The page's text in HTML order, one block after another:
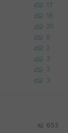
17
16
20
9
2
3
3
3
653